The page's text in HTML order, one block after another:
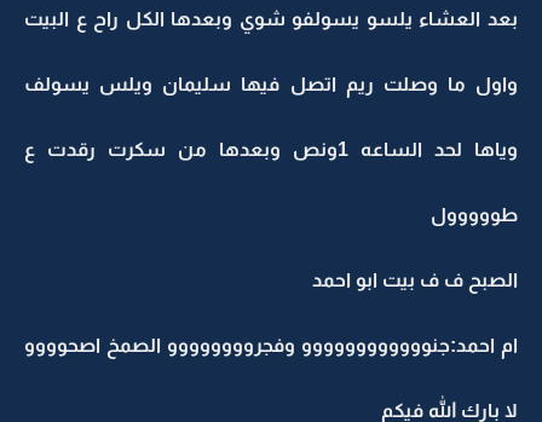
بعد العشاء يلسو يسولفو شوي وبعدها الكل راح ع البيت
واول ما وصلت ريم اتصل فيها سليمان ويلس يسولف
وياها لحد الساعه 1ونص وبعدها من سكرت رقدت ع
طووووول
الصبح ف ف بيت ابو احمد
ام احمد:جنوووووووووووو وفجروووووووو الصمخ اصحوووو
لا بارك الله فيكم